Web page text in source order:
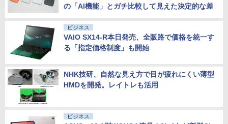
の「AI機能」とガチ比較して見えた決定的な差
ビジネス
VAIO SX14-R本日発売、全販路で価格を統一す
る「指定価格制度」も開始
NHK技研、自然な見え方で目が疲れにくい薄型
HMDを開発。レイトレも活用
ビジネス